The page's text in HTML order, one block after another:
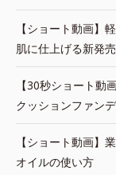
【ショート動画】
肌に仕上げる新発
【30秒ショート動
クッションファン
【ショート動画】
オイルの使い方